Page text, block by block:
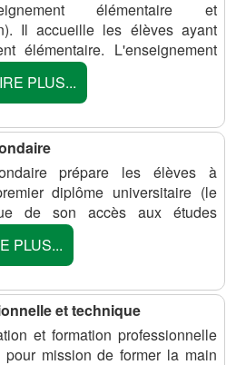
élémentaire et
Il accueille les élèves ayant
élémentaire. L'enseignement
PLUS...
prépare les élèves à
diplôme universitaire (le
de son accès aux études
PLUS...
et technique
et formation professionnelle
mission de former la main